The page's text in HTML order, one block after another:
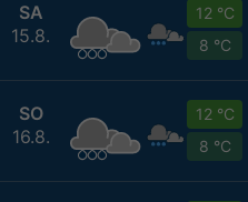
SA
15.8.
12 °C
8 °C
SO
16.8.
12 °C
8 °C